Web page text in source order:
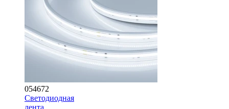
054672
Светодиодная
лента